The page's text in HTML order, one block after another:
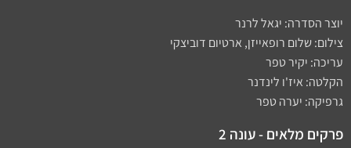
יוצר הסדרה: יגאל לרנר
צילום: שלום רופאייזן, ארטיום דוביצקי
עריכה: יקיר טפר
הקלטה: איז'ו לינדנר
גרפיקה: יערה טפר
פרקים מלאים - עונה 2